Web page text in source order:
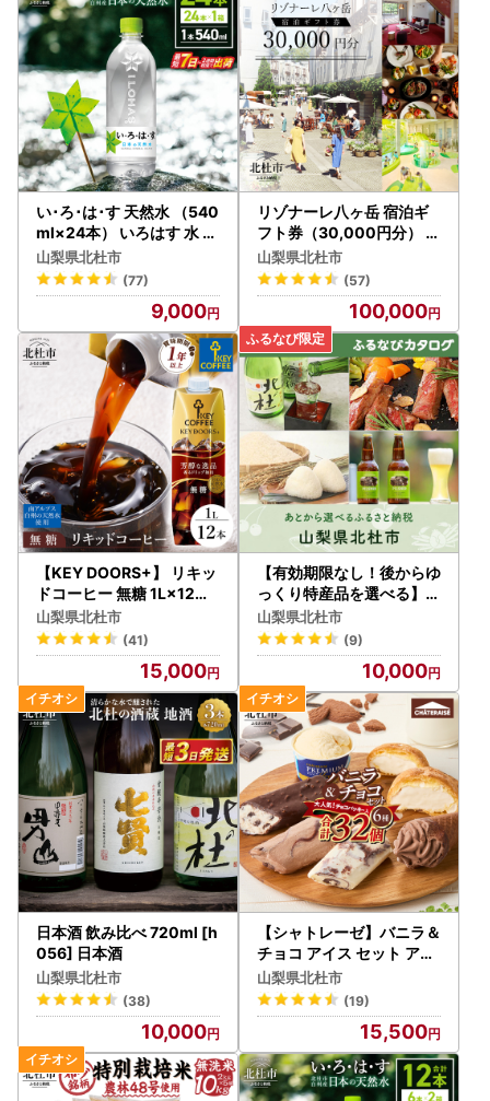
用させていただきます。
・また、上記の手段としては、電子メールの配信やパンフレ
ット等の郵送をさせていただく場合がございます。
い･ろ･は･す 天然水 （540
ml×24本） いろはす 水 ミ
ネラルウォーター 北杜市 [
h083]
山梨県北杜市
(77)
9,000
リゾナーレ八ヶ岳 宿泊ギ
フト券（30,000円分） 星
野リゾート [h099]
山梨県北杜市
(57)
100,000
【KEY DOORS+】 リキッ
ドコーヒー 無糖 1L×12本
アイスコーヒー [h146]
山梨県北杜市
(41)
15,000
【有効期限なし！後からゆ
っくり特産品を選べる】山
梨県北杜市カタログポイン
ト
山梨県北杜市
(9)
10,000
日本酒 飲み比べ 720ml [h
056] 日本酒
山梨県北杜市
(38)
10,000
【シャトレーゼ】バニラ＆
チョコ アイス セット アイ
ス [h028]
山梨県北杜市
(19)
15,500